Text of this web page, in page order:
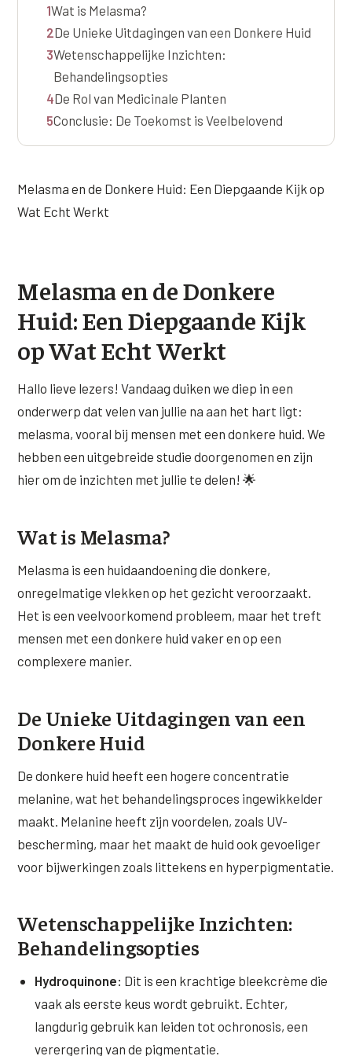
Wangen
Kaaklijn
Decolleté
Rimpels
Sculptra (collageen aanmaak)
Teosyal Redensity
Epionce huidverzorging
Peeling
PRP-behandeling
RRS HA Eyes
Tretinoïne (vitamine A zuur) crème
XL Hair
Alle behandelingen →
Atletisch verouderings profiel
1Wat is Melasma?
2De Unieke Uitdagingen van een Donkere Huid
3Wetenschappelijke Inzichten:
Behandelingsopties
4De Rol van Medicinale Planten
5Conclusie: De Toekomst is Veelbelovend
Melasma en de Donkere Huid: Een Diepgaande Kijk op
Wat Echt Werkt
Melasma en de Donkere
Huid: Een Diepgaande Kijk
op Wat Echt Werkt
Hallo lieve lezers! Vandaag duiken we diep in een
onderwerp dat velen van jullie na aan het hart ligt:
melasma, vooral bij mensen met een donkere huid. We
hebben een uitgebreide studie doorgenomen en zijn
hier om de inzichten met jullie te delen! 🌟
Wat is Melasma?
Melasma is een huidaandoening die donkere,
onregelmatige vlekken op het gezicht veroorzaakt.
Het is een veelvoorkomend probleem, maar het treft
mensen met een donkere huid vaker en op een
complexere manier.
De Unieke Uitdagingen van een
Donkere Huid
De donkere huid heeft een hogere concentratie
melanine, wat het behandelingsproces ingewikkelder
maakt. Melanine heeft zijn voordelen, zoals UV-
bescherming, maar het maakt de huid ook gevoeliger
voor bijwerkingen zoals littekens en hyperpigmentatie.
Wetenschappelijke Inzichten:
Behandelingsopties
Hydroquinone: Dit is een krachtige bleekcrème die
vaak als eerste keus wordt gebruikt. Echter,
langdurig gebruik kan leiden tot ochronosis, een
verergering van de pigmentatie.